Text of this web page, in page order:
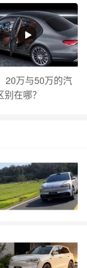
20万与50万的汽
别在哪？